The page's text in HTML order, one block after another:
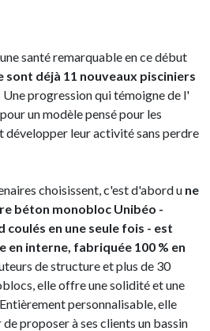
santé remarquable en ce début
sont déjà 11 nouveaux pisciniers
progression qui témoigne de l'
pour un modèle pensé pour les
développer leur activité sans perdre
choisissent, c'est d'abord u ne
béton monobloc Unibéo -
en une seule fois - est
interne, fabriquée 100 % en
de structure et plus de 30
elle offre une solidité et une
personnalisable, elle
proposer à ses clients un bassin